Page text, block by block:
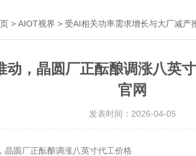
> AIOT视界 > 受AI相关功率需求增长与大厂减
动，晶圆厂正酝酿调涨八
官网
发表时间：2026-04-05
圆厂正酝酿调涨八英寸代工价格